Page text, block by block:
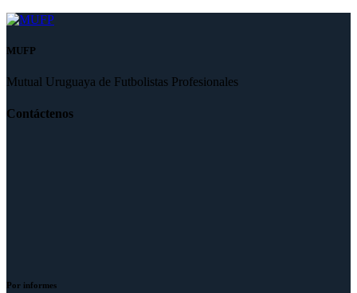
MUFP
Mutual Uruguaya de Futbolistas Profesionales
Contáctenos
Por informes